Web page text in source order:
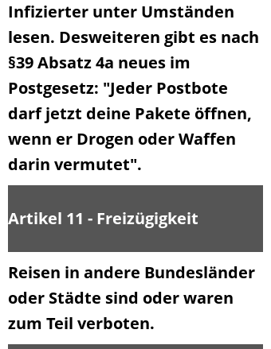
Infizierter unter Umständen
lesen. Desweiteren gibt es nach
§39 Absatz 4a neues im
Postgesetz: "Jeder Postbote
darf jetzt deine Pakete öffnen,
wenn er Drogen oder Waffen
darin vermutet".
Artikel 11 - Freizügigkeit
Reisen in andere Bundesländer
oder Städte sind oder waren
zum Teil verboten.